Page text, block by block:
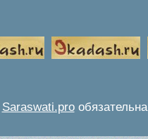
Saraswati.proобязательна